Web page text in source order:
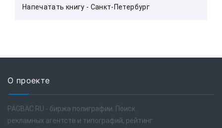
Напечатать книгу - Санкт-Петербург
О проекте
PAGBAC.RU - биржа полиграфии. Поиск
рекламных агентств и типографий, рейтинг